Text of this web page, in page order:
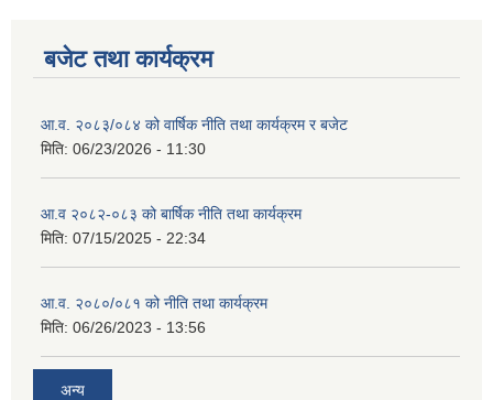
बजेट तथा कार्यक्रम
आ.व. २०८३/०८४ को वार्षिक नीति तथा कार्यक्रम र बजेट
मिति: 06/23/2026 - 11:30
आ.व २०८२-०८३ को बार्षिक नीति तथा कार्यक्रम
मिति: 07/15/2025 - 22:34
आ.व. २०८०/०८१ को नीति तथा कार्यक्रम
मिति: 06/26/2023 - 13:56
अन्य